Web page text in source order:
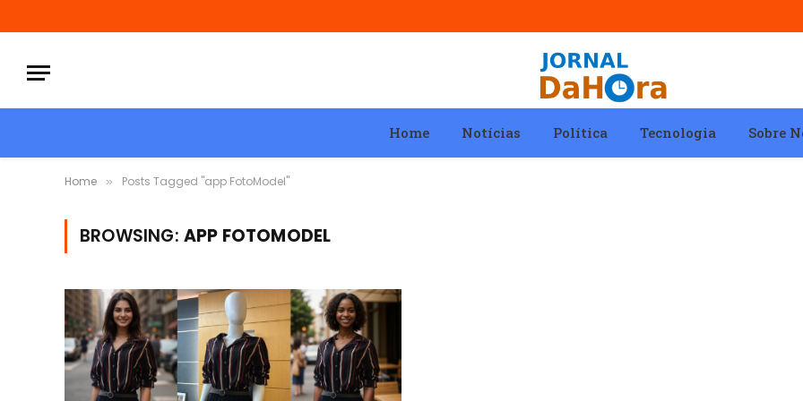
Home Notícias Política Tecnologia Sobre
Home » Posts Tagged "app FotoModel"
BROWSING: APP FOTOMODEL